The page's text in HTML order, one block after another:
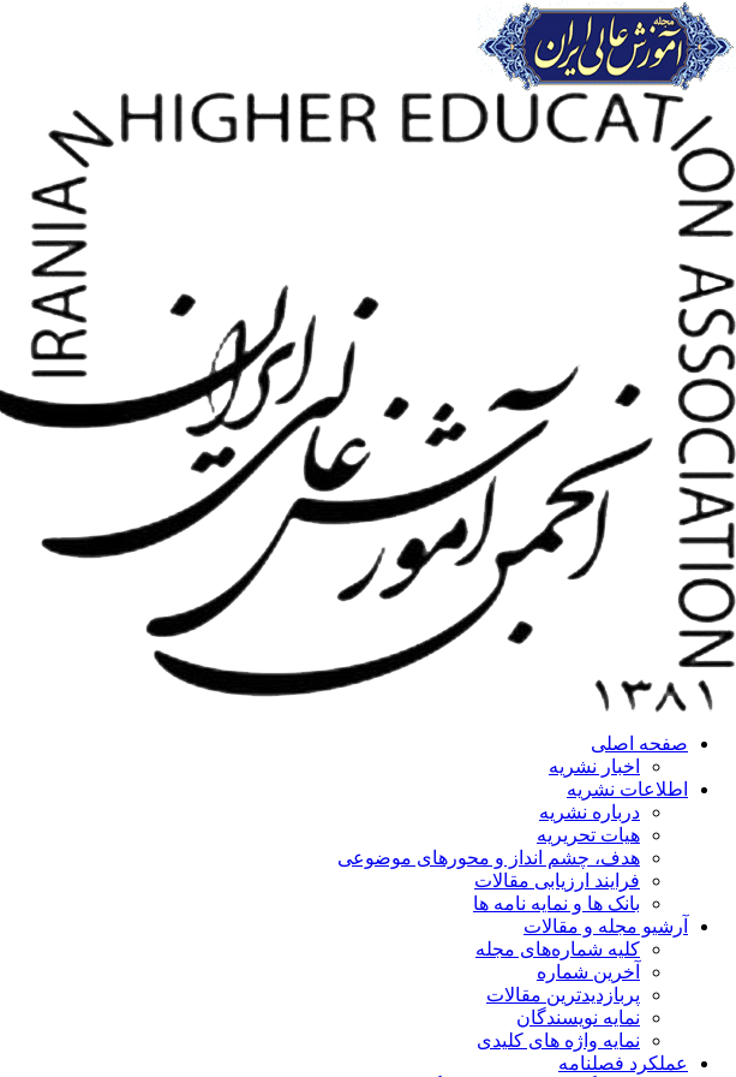
صفحه اصلی
اخبار نشریه
اطلاعات نشریه
درباره نشریه
هیات تحریریه
هدف، چشم انداز و محورهای موضوعی
فرایند ارزیابی مقالات
بانک ها و نمایه نامه ها
آرشیو مجله و مقالات
کلیه شماره‌های مجله
آخرین شماره
پربازدیدترین مقالات
نمایه نویسندگان
نمایه واژه های کلیدی
عملکرد فصلنامه